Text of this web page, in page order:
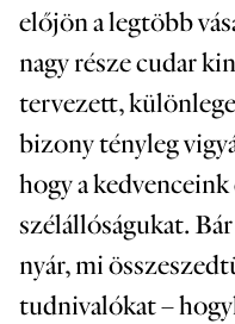
előjön a legtöbb
nagy része cudar
tervezett,
bizony tényleg
hogy a
szélállóságukat.
nyár, mi
tudnivalókat –